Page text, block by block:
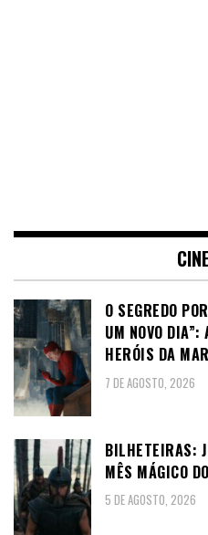
O SEGREDO
UM NOVO DIA”:
HERÓIS DA
7 DE AGOSTO, 2026
BILHETEIRAS:
MÊS MÁGICO
5 DE AGOSTO, 2026